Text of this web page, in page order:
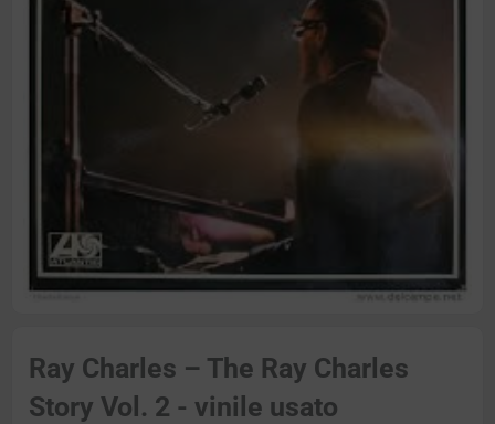
Ray Charles – The Ray Charles
Story Vol. 2 - vinile usato